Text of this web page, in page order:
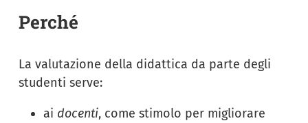
Perché
La valutazione della didattica da parte degli
studenti serve:
ai docenti, come stimolo per migliorare